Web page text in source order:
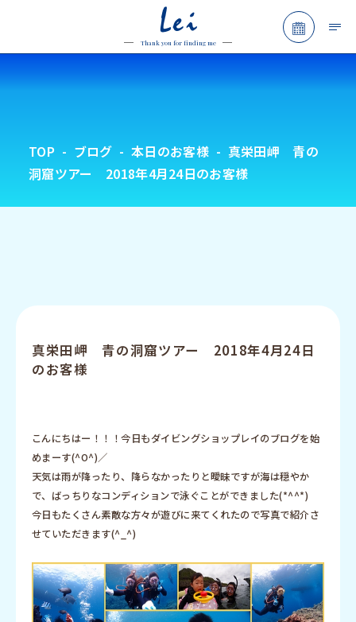
Lei
Thank you for finding me
予約フ
TOP ブログ 本日のお客様
真栄田岬 青の
洞窟ツアー 2018年4月24日のお客様
真栄田岬 青の洞窟ツアー 2018年4月24日
のお客様
こんにちはー！！！今日もダイビングショップレイのブログを始
めまーす(^O^)／
天気は雨が降ったり、降らなかったりと曖昧ですが海は穏やか
で、ばっちりなコンディションで泳ぐことができました(*^^*)
今日もたくさん素敵な方々が遊びに来てくれたので写真で紹介さ
せていただきます(^_^)